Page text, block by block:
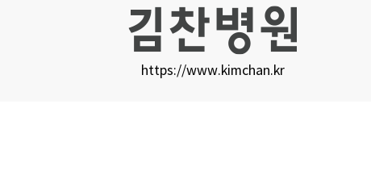
https://www.kimchan.kr